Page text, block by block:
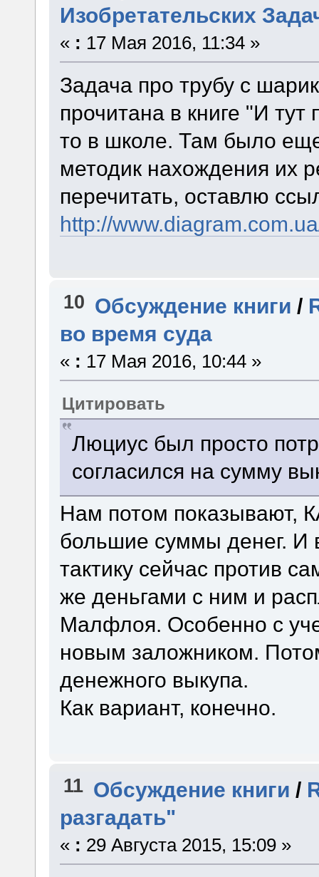
Изобретательских
« : 17 Мая 2016, 11:34 »
Задача про трубу с
прочитана в книге "И тут
то в школе. Там было
методик нахождения их
перечитать, оставлю
http://
10 Обсуждение книги /
во время суда
« : 17 Мая 2016, 10:44 »
Цитировать
Люциус был просто
согласился на сумму
Нам потом показывают,
большие суммы денег. И
тактику сейчас против
же деньгами с ним и
Малфлоя. Особенно с
новым заложником.
денежного выкупа.
Как вариант, конечно.
11 Обсуждение книги /
разгадать"
« : 29 Августа 2015, 15:09 »